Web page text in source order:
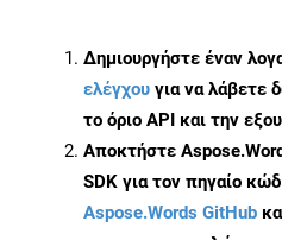
Δημιουργήστε έναν
ελέγχου για να λάβετε
το όριο API και την
Αποκτήστε
SDK για τον πηγαίο
Aspose.Words GitHub